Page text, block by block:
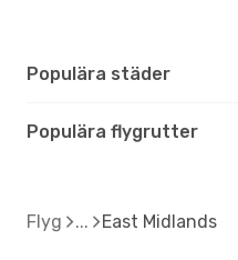
Populära städer
Populära flygrutter
Flyg East Midlands